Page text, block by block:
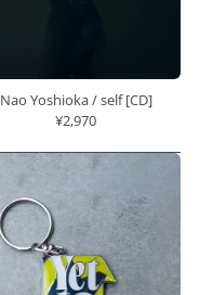
Nao Yoshioka / self [CD]
¥2,970